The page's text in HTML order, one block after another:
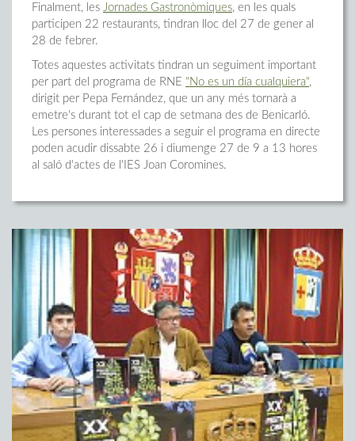
Finalment, les Jornades Gastronòmiques, en les quals
participen 22 restaurants, tindran lloc del 27 de gener al
28 de febrer.
Totes aquestes activitats tindran un seguiment important
per part del programa de RNE "No es un día cualquiera",
dirigit per Pepa Fernández, que un any més tornarà a
emetre's durant tot el cap de setmana des de Benicarló.
Les persones interessades a seguir el programa en directe
poden acudir dissabte 26 i diumenge 27 de 9 a 13 hores
al saló d'actes de l'IES Joan Coromines.